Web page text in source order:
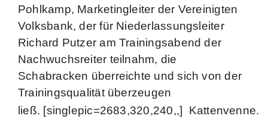
Pohlkamp, Marketingleiter der Vereinigten
Volksbank, der für Niederlassungsleiter
Richard Putzer am Trainingsabend der
Nachwuchsreiter teilnahm, die
Schabracken überreichte und sich von der
Trainingsqualität überzeugen
ließ. [singlepic=2683,320,240,,] Kattenvenne.